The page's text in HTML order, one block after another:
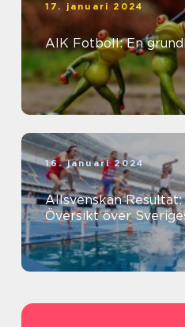
17. januari 2024
AIK Fotboll: En
16. januari 2024
Allsvenskan Resultat:
Översikt över